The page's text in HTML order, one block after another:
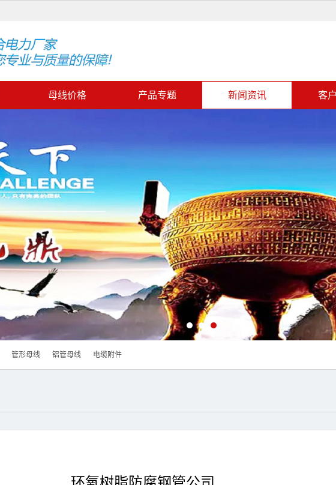
母线价格 产品专题 新闻资讯 客
管形母线 铝管母线 电缆附件